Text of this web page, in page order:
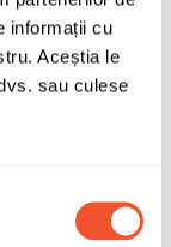
informații cu
Aceștia le
sau culese